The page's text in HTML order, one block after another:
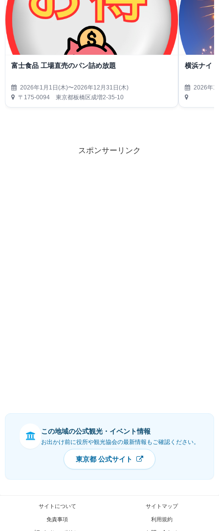
富士食品 工場直売のパン詰め放題
2026年1月1日(木)〜2026年12月31日(木)
〒175-0094 東京都板橋区成増2-35-10
横浜ナイ
2026年1
スポンサーリンク
この地域の公式観光・イベント情報
お出かけ前に役所や観光協会の最新情報もご確認ください。
東京都 公式サイト
サイトについて サイトマップ
免責事項 利用規約